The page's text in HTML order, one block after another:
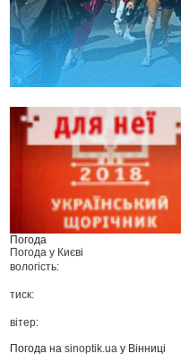
Погода
Погода у Києві
вологість:
тиск:
вітер:
Погода наsinoptik.ua у Вінниці